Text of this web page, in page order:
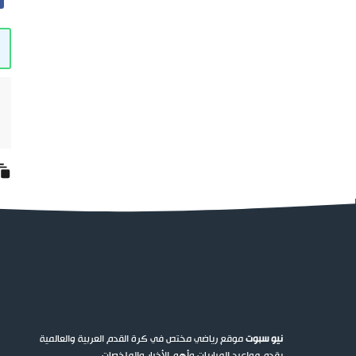
نيو سبوتموقع رياضي مختص في كرة القدم العربية والعالمية